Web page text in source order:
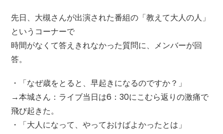
先日、大槻さんが出演された番組の「教えて大人の人」
というコーナーで
時間がなくて答えきれなかった質問に、メンバーが回
答。
・「なぜ歳をとると、早起きになるのですか？」
→本城さん：ライブ当日は6：30にこむら返りの激痛で
飛び起きた。
・「大人になって、やっておけばよかったとは」